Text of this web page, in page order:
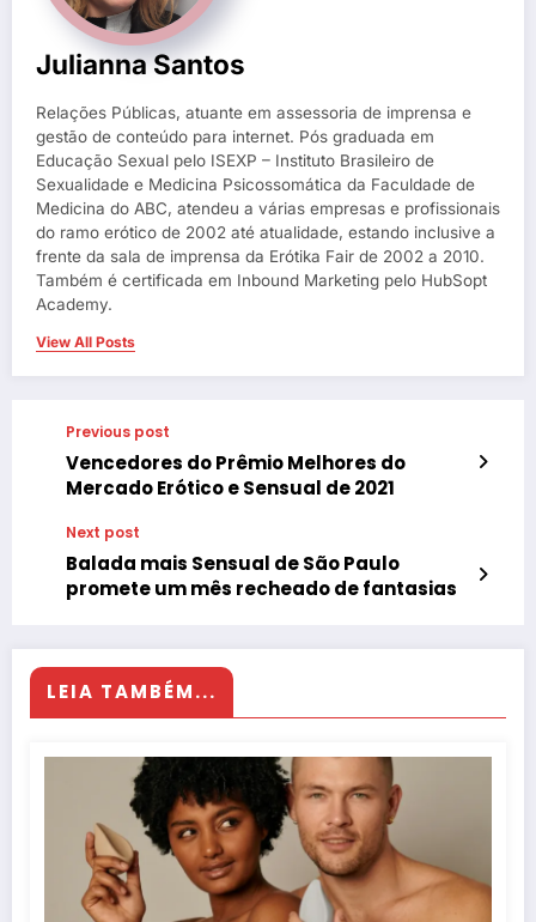
Julianna Santos
Relações Públicas, atuante em assessoria de imprensa e
gestão de conteúdo para internet. Pós graduada em
Educação Sexual pelo ISEXP – Instituto Brasileiro de
Sexualidade e Medicina Psicossomática da Faculdade de
Medicina do ABC, atendeu a várias empresas e profissionais
do ramo erótico de 2002 até atualidade, estando inclusive a
frente da sala de imprensa da Erótika Fair de 2002 a 2010.
Também é certificada em Inbound Marketing pelo HubSopt
Academy.
View All Posts
Previous post
Vencedores do Prêmio Melhores do
Mercado Erótico e Sensual de 2021
Next post
Balada mais Sensual de São Paulo
promete um mês recheado de fantasias￼
LEIA TAMBÉM...